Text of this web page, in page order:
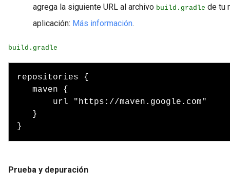
agrega la siguiente URL al archivo build.gradle de tu
aplicación: Más información.
build.gradle
repositories {
   maven {
       url "https://maven.google.com"
   }
Prueba y depuración